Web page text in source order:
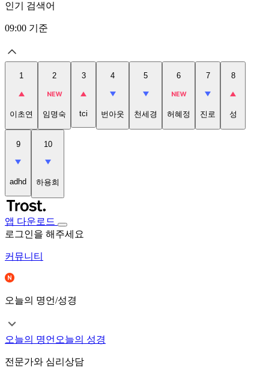
인기 검색어
09:00 기준
1
이초연
2
임명숙
3
tci
4
번아웃
5
천세경
6
허혜정
7
진로
8
성
9
adhd
10
하용희
앱 다운로드
로그인을 해주세요
커뮤니티
오늘의 명언/성경
오늘의 명언 오늘의 성경
전문가와 심리상담